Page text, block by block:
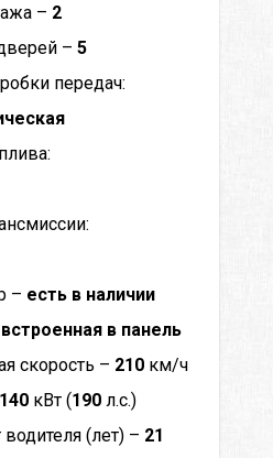
– 2
– 5
передач:
– есть в наличии
встроенная в панель
скорость – 210 км/ч
140 кВт (190 л.с.)
(лет) – 21